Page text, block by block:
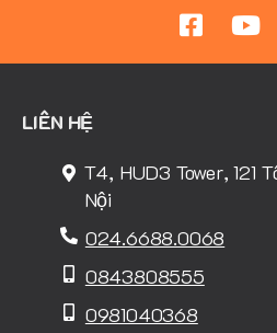
LIÊN HỆ
T4, HUD3 Tower, 121
Nội
024.6688.0068
0843808555
0981040368